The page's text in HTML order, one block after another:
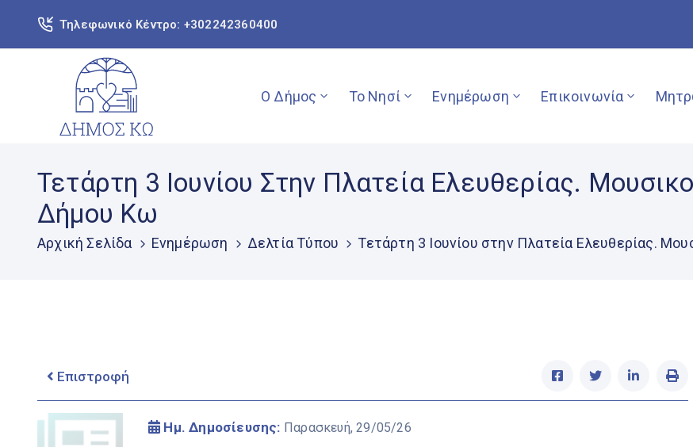
Τηλεφωνικό Κέντρο: +302242360400
Ο Δήμος Το Νησί Ενημέρωση Επικοινωνία
Τετάρτη 3 Ιουνίου Στην Πλατεία Ελευθερίας.
Δήμου Κω
Αρχική Σελίδα Ενημέρωση Δελτία Τύπου Τετάρτη 3 Ιουνίου στην Πλατεία Ελευθερίας.
Επιστροφή
Ημ. Δημοσίευσης: Παρασκευή, 29/05/26